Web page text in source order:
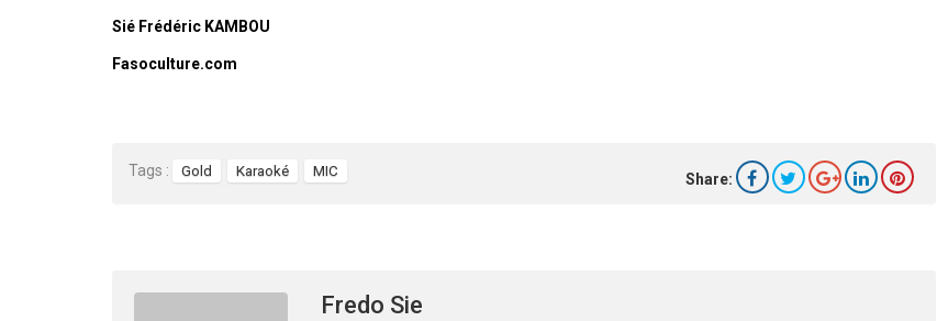
Sié Frédéric KAMBOU
Fasoculture.com
Tags : Gold Karaoké MIC Share:
Fredo Sie